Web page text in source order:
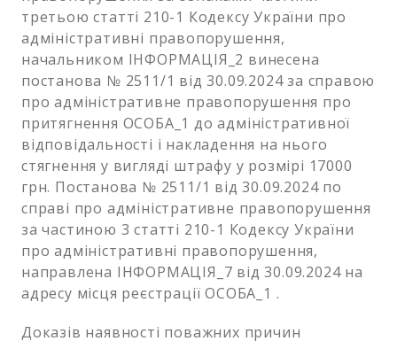
третьою статті 210-1 Кодексу України про
адміністративні правопорушення,
начальником ІНФОРМАЦІЯ_2 винесена
постанова № 2511/1 від 30.09.2024 за справою
про адміністративне правопорушення про
притягнення ОСОБА_1 до адміністративної
відповідальності і накладення на нього
стягнення у вигляді штрафу у розмірі 17000
грн. Постанова № 2511/1 від 30.09.2024 по
справі про адміністративне правопорушення
за частиною 3 статті 210-1 Кодексу України
про адміністративні правопорушення,
направлена ІНФОРМАЦІЯ_7 від 30.09.2024 на
адресу місця реєстрації ОСОБА_1 .
Доказів наявності поважних причин